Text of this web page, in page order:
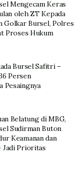
Mengecam Keras
oleh ZT Kepada
Golkar Bursel, Polres
Proses Hukum
Bursel Safitri –
Persen
Pesaingnya
Belatung di MBG,
Sudirman Buton
Keamanan dan
Jadi Prioritas